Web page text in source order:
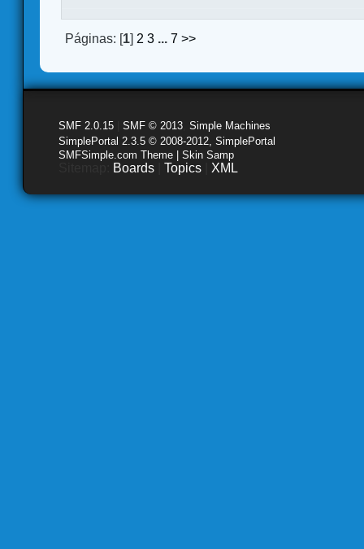
Páginas: [1] 2 3 ... 7 >>
SMF 2.0.15 SMF © 2013 Simple Machines
SimplePortal 2.3.5 © 2008-2012, SimplePortal
SMFSimple.com Theme | Skin Samp
Boards Topics XML